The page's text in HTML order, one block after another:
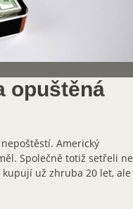
opuštěná
Americký
Společně totiž setřeli ne
už zhruba 20 let, ale